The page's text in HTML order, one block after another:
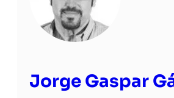
Jorge Gaspar